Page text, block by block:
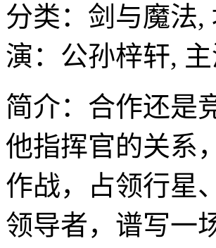
分类： 剑与魔法,
演： 公孙梓轩, 主
简介：合作还是
他指挥官的关系
作战，占领行星
领导者，谱写一